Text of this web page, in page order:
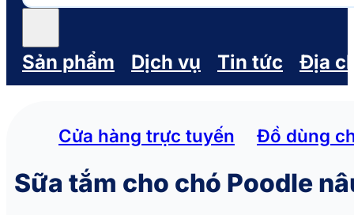
Sản phẩm Dịch vụ Tin tức Địa
Cửa hàng trực tuyến Đồ dùng
Sữa tắm cho chó Poodle